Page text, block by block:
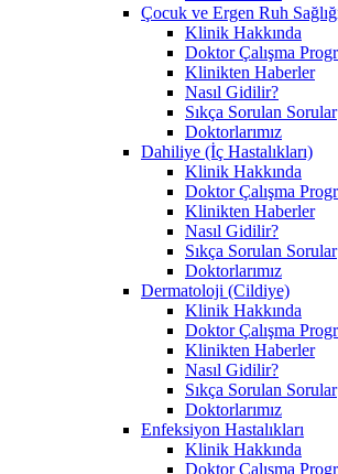
Çocuk ve Ergen Ruh
Klinik Hakkında
Doktor Çalışma
Klinikten Haberler
Nasıl Gidilir?
Sıkça Sorulan Sorular
Doktorlarımız
Dahiliye (İç Hastalıkları)
Klinik Hakkında
Doktor Çalışma
Klinikten Haberler
Nasıl Gidilir?
Sıkça Sorulan Sorular
Doktorlarımız
Dermatoloji (Cildiye)
Klinik Hakkında
Doktor Çalışma
Klinikten Haberler
Nasıl Gidilir?
Sıkça Sorulan Sorular
Doktorlarımız
Enfeksiyon Hastalıkları
Klinik Hakkında
Doktor Çalışma